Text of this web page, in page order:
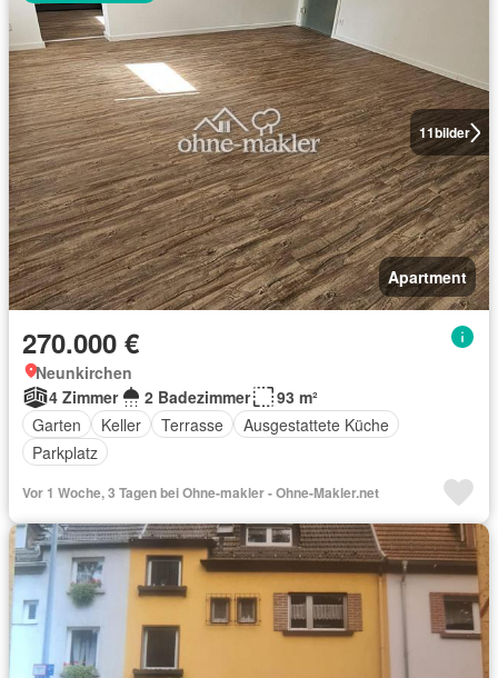
11bilder
Apartment
270.000 €
Neunkirchen
4 Zimmer
2 Badezimmer
93 m²
Garten
Keller Terrasse
Ausgestattete Küche
Parkplatz
Vor 1 Woche, 3 Tagen bei Ohne-makler - Ohne-Makler.net